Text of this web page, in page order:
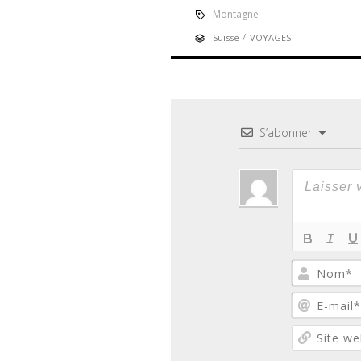
Montagne
Suisse / VOYAGES
S’abonner